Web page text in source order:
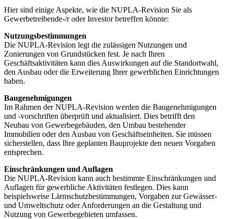
Hier sind einige Aspekte, wie die NUPLA-Revision Sie als
Gewerbetreibende-/r oder Investor betreffen könnte:
Nutzungsbestimmungen
Die NUPLA-Revision legt die zulässigen Nutzungen und
Zonierungen von Grundstücken fest. Je nach Ihren
Geschäftsaktivitäten kann dies Auswirkungen auf die Standortwahl,
den Ausbau oder die Erweiterung Ihrer gewerblichen Einrichtungen
haben.
Baugenehmigungen
Im Rahmen der NUPLA-Revision werden die Baugenehmigungen
und -vorschriften überprüft und aktualisiert. Dies betrifft den
Neubau von Gewerbegebäuden, den Umbau bestehender
Immobilien oder den Ausbau von Geschäftseinheiten. Sie müssen
sicherstellen, dass Ihre geplanten Bauprojekte den neuen Vorgaben
entsprechen.
Einschränkungen und Auflagen
Die NUPLA-Revision kann auch bestimmte Einschränkungen und
Auflagen für gewerbliche Aktivitäten festlegen. Dies kann
beispielsweise Lärmschutzbestimmungen, Vorgaben zur Gewässer-
und Umweltschutz oder Anforderungen an die Gestaltung und
Nutzung von Gewerbegebieten umfassen.